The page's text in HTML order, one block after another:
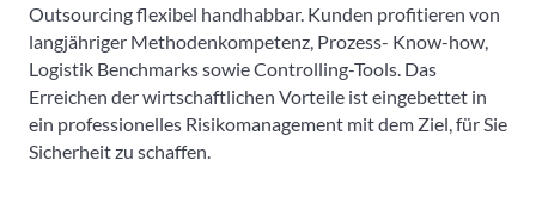
Outsourcing flexibel handhabbar. Kunden profitieren von
langjähriger Methodenkompetenz, Prozess- Know-how,
Logistik Benchmarks sowie Controlling-Tools. Das
Erreichen der wirtschaftlichen Vorteile ist eingebettet in
ein professionelles Risikomanagement mit dem Ziel, für Sie
Sicherheit zu schaffen.